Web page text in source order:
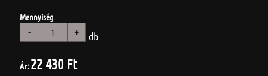
Mennyiség
- + db
Ár: 22 430 Ft